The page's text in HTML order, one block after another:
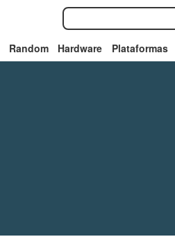
Random Hardware Plataformas